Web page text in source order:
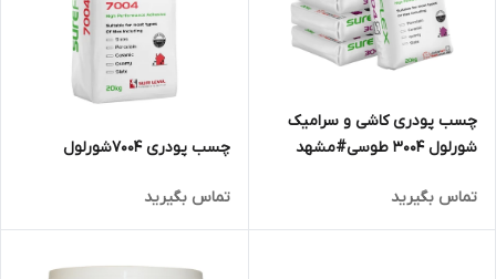
چسب پودری کاشی و سرامیک
شورلول 3004 طوسی#مشهد
تماس بگیرید
چسب پودری 7004شورلول
تماس بگیرید